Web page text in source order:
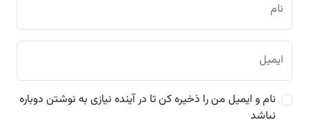
نام
ایمیل
نام و ایمیل من را ذخیره کن تا در آینده نیازی به نوشتن دوباره
نباشد